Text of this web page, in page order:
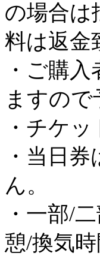
の場合は
料は返金
・ご購
ますの
・チケ
・当日
ん。
・一部/
憩/換気